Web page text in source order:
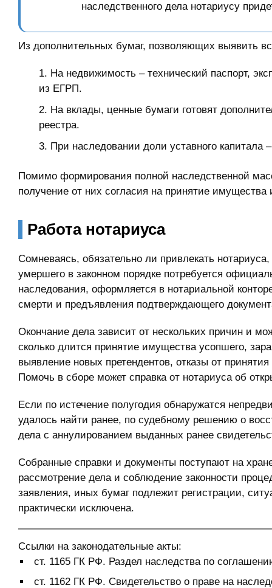
наследственного дела нотариусу
Из дополнительных бумаг, позволяющих выявить
На недвижимость – технический паспорт,
из ЕГРП.
На вклады, ценные бумаги готовят
реестра.
При наследовании доли уставного
Помимо формирования полной наследственной
получение от них согласия на принятие имущества
Работа нотариуса
Сомневаясь, обязательно ли привлекать
умершего в законном порядке потребуется
наследования, оформляется в нотариальной
смерти и предъявления подтверждающего
Окончание дела зависит от нескольких причин и
сколько длится принятие имущества усопшего,
выявление новых претендентов, отказы от
Помочь в сборе может справка от нотариуса об
Если по истечение полугодия обнаружатся
удалось найти ранее, по судебному решению о
дела с аннулированием выданных ранее
Собранные справки и документы поступают на
рассмотрение дела и соблюдение законности
заявления, иных бумаг подлежит регистрации,
практически исключена.
Ссылки на законодательные акты:
ст. 1165 ГК РФ. Раздел наследства по
ст. 1162 ГК РФ. Свидетельство о праве на